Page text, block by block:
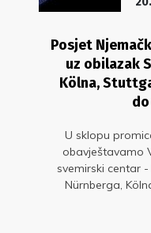
Posjet
uz obilazak
Kölna,
do
U sklopu
obavještavamo
svemirski centar
Nürnberga,